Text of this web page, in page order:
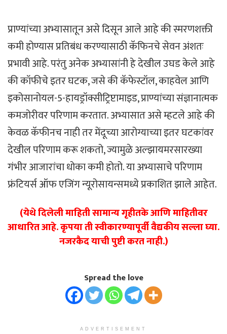
प्राण्यांच्या अभ्यासातून असे दिसून आले आहे की स्मरणशक्ती
कमी होण्यास प्रतिबंध करण्यासाठी कॅफिनचे सेवन अंशतः
प्रभावी आहे. परंतु अनेक अभ्यासांनी हे देखील उघड केले आहे
की कॉफीचे इतर घटक, जसे की कॅफेस्टॉल, काहवेल आणि
इकोसानोयल-5-हायड्रॉक्सीट्रिप्टामाइड, प्राण्यांच्या संज्ञानात्मक
कमजोरीवर परिणाम करतात. अभ्यासात असे म्हटले आहे की
केवळ कॅफीनच नाही तर मेंदूच्या आरोग्याच्या इतर घटकांवर
देखील परिणाम करू शकतो, ज्यामुळे अल्झायमरसारख्या
गंभीर आजारांचा धोका कमी होतो. या अभ्यासाचे परिणाम
फ्रंटियर्स ऑफ एजिंग न्यूरोसायन्समध्ये प्रकाशित झाले आहेत.
(येथे दिलेली माहिती सामान्य गृहीतके आणि माहितीवर
आधारित आहे. कृपया ती स्वीकारण्यापूर्वी वैद्यकीय सल्ला घ्या.
नजरकैद याची पुष्टी करत नाही.)
Spread the love
ADVERTISEMENT